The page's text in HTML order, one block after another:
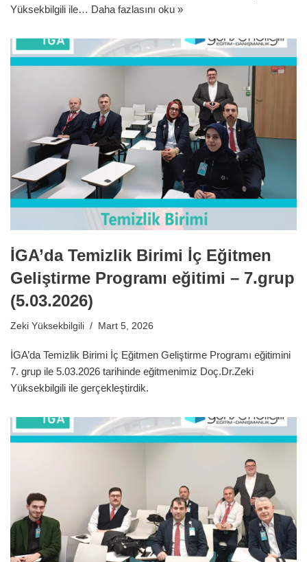
Yüksekbilgili ile… Daha fazlasını oku »
İGA’da Temizlik Birimi İç Eğitmen
Geliştirme Programı eğitimi – 7.grup
(5.03.2026)
Zeki Yüksekbilgili Mart 5, 2026
İGA’da Temizlik Birimi İç Eğitmen Geliştirme Programı eğitimini
7. grup ile 5.03.2026 tarihinde eğitmenimiz Doç.Dr.Zeki
Yüksekbilgili ile gerçekleştirdik.